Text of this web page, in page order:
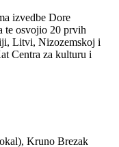
izvedbe Dore
te osvojio 20 prvih
Litvi, Nizozemskoj i
Centra za kulturu i
Kruno Brezak